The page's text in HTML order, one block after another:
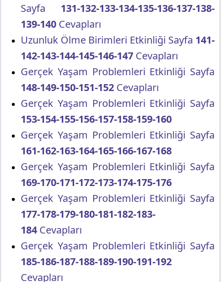
Sayfa 131-132-133-134-135-136-137-138-
139-140 Cevapları
Uzunluk Ölme Birimleri Etkinliği Sayfa 141-
142-143-144-145-146-147 Cevapları
Gerçek Yaşam Problemleri Etkinliği Sayfa
148-149-150-151-152 Cevapları
Gerçek Yaşam Problemleri Etkinliği Sayfa
153-154-155-156-157-158-159-160
Gerçek Yaşam Problemleri Etkinliği Sayfa
161-162-163-164-165-166-167-168
Gerçek Yaşam Problemleri Etkinliği Sayfa
169-170-171-172-173-174-175-176
Gerçek Yaşam Problemleri Etkinliği Sayfa
177-178-179-180-181-182-183-
184 Cevapları
Gerçek Yaşam Problemleri Etkinliği Sayfa
185-186-187-188-189-190-191-192
Cevapları